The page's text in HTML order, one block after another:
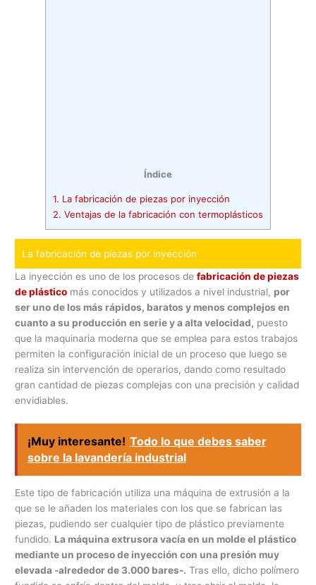
Índice
1. La fabricación de piezas por inyección
2. Ventajas de la fabricación con termoplásticos
La fabricación de piezas por inyección
La inyección es uno de los procesos defabricación de piezas
de plástico más conocidos y utilizados a nivel industrial, por
ser uno de los más rápidos, baratos y menos complejos en
cuanto a su producción en serie y a alta velocidad, puesto
que la maquinaria moderna que se emplea para estos trabajos
permiten la configuración inicial de un proceso que luego se
realiza sin intervención de operarios, dando como resultado
gran cantidad de piezas complejas con una precisión y calidad
envidiables.
¡Muy interesante! Todo lo que debes saber
sobre la lavandería industrial
Este tipo de fabricación utiliza una máquina de extrusión a la
que se le añaden los materiales con los que se fabrican las
piezas, pudiendo ser cualquier tipo de plástico previamente
fundido. La máquina extrusora vacía en un molde el plástico
mediante un proceso de inyección con una presión muy
elevada -alrededor de 3.000 bares-. Tras ello, dicho polímero